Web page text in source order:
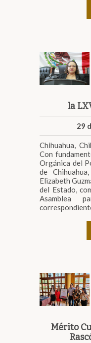
la
29
Chihuahua,
Con
Orgánica del
de
Elizabeth
del Estado,
Asamblea
Mérito